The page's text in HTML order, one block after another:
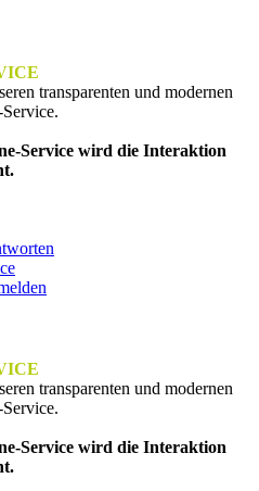
transparenten und modernen
Service wird die Interaktion
transparenten und modernen
Service wird die Interaktion